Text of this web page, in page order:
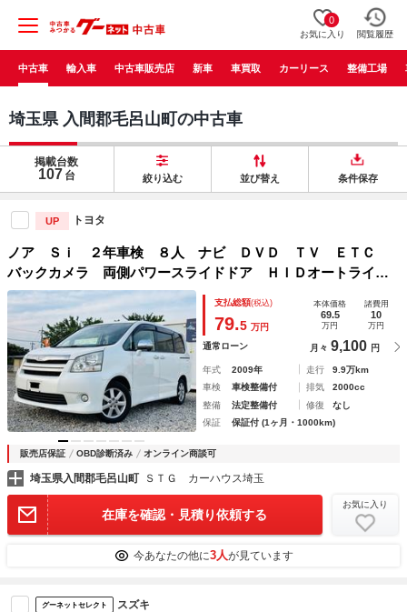
0
お気に入り 閲覧履歴
中古車 輸入車 中古車販売店 新車 車買取 カーリース 整備工場
埼玉県 入間郡毛呂山町の中古車
掲載台数
107 台 絞り込む 並び替え 条件保存
UP トヨタ
ノア Ｓｉ ２年車検 ８人 ナビ ＤＶＤ ＴＶ ＥＴＣ
バックカメラ 両側パワースライドドア ＨＩＤオートライ
ト フォグランプ 電動格納ミラー ＡＬＬ自動ウインドウ
アルミホイル Ｐスタート スペアキー
支払総額(税込)
79.5 万円
本体価格
69.5
万円
諸費用
10
万円
通常ローン 月々 9,100 円
年式 2009年 走行
9.9万km
車検
車検整備付 排気
2000cc
整備
法定整備付 修復
なし
保証
保証付 (1ヶ月・1000km)
販売店保証 OBD診断済み オンライン商談可
埼玉県入間郡毛呂山町 ＳＴＧ カーハウス埼玉
在庫を確認・見積り依頼する
お気に入り
今あなたの他に3人が見ています
グーネットセレクト スズキ